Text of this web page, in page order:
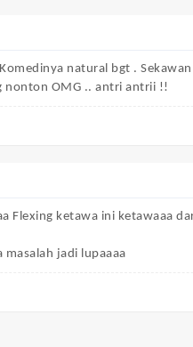
natural bgt .
nonton OMG .. antri antrii !!
Flexing ketawa ini ketawaaa
masalah jadi lupaaaa